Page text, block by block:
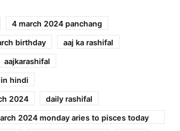
4 march 2024 panchang
birthday
aaj ka rashifal
aajkarashifal
hindi
2024
daily rashifal
2024 monday aries to pisces today